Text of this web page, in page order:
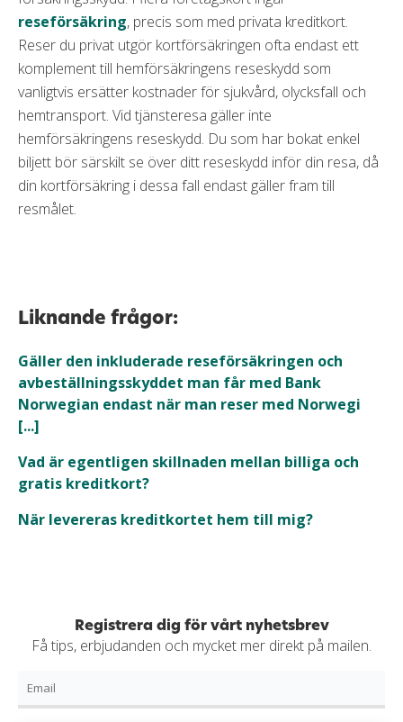
reseförsäkring, precis som med privata kreditkort.
Reser du privat utgör kortförsäkringen ofta endast ett
komplement till hemförsäkringens reseskydd som
vanligtvis ersätter kostnader för sjukvård, olycksfall och
hemtransport. Vid tjänsteresa gäller inte
hemförsäkringens reseskydd. Du som har bokat enkel
biljett bör särskilt se över ditt reseskydd inför din resa, då
din kortförsäkring i dessa fall endast gäller fram till
resmålet.
Liknande frågor:
Gäller den inkluderade reseförsäkringen och
avbeställningsskyddet man får med Bank
Norwegian endast när man reser med Norwegi
[...]
Vad är egentligen skillnaden mellan billiga och
gratis kreditkort?
När levereras kreditkortet hem till mig?
Registrera dig för vårt nyhetsbrev
Få tips, erbjudanden och mycket mer direkt på mailen.